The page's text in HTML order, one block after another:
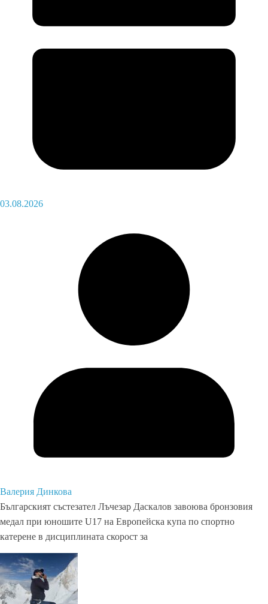
03.08.2026
Валерия Динкова
Българският състезател Лъчезар Даскалов завоюва бронзовия
медал при юношите U17 на Европейска купа по спортно
катерене в дисциплината скорост за